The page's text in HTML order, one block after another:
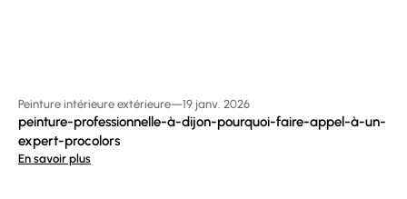
Peinture intérieure extérieure—19 janv. 2026
peinture-professionnelle-à-dijon-pourquoi-faire-appel-à-un-
expert-procolors
En savoir plus